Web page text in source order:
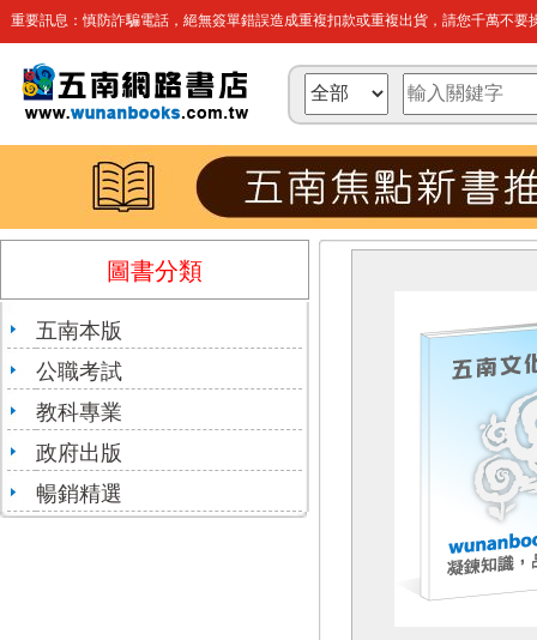
重要訊息：慎防詐騙電話，絕無簽單錯誤造成重複扣款或重複出貨，請您千萬不要
圖書分類
五南本版
公職考試
教科專業
政府出版
暢銷精選